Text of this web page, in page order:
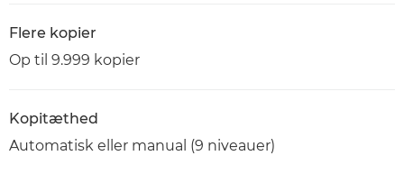
Flere kopier
Op til 9.999 kopier
Kopitæthed
Automatisk eller manual (9 niveauer)